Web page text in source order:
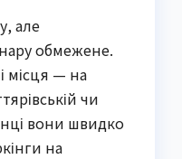
але
обмежене.
місця — на
чи
вони швидко
на